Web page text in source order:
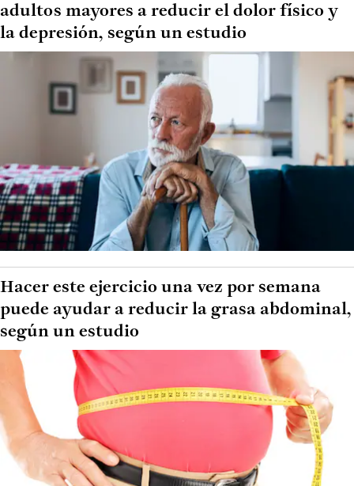
adultos mayores a reducir el dolor físico y
la depresión, según un estudio
Hacer este ejercicio una vez por semana
puede ayudar a reducir la grasa abdominal,
según un estudio